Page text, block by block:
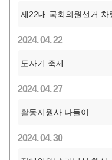
제22대 국회의원선거 차
2024. 04. 22
도자기 축제
2024. 04. 27
활동지원사 나들이
2024. 04. 30